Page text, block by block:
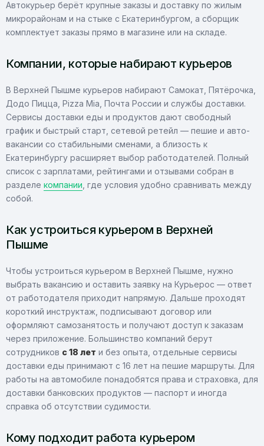
Автокурьер берёт крупные заказы и доставку по жилым
микрорайонам и на стыке с Екатеринбургом, а сборщик
комплектует заказы прямо в магазине или на складе.
Компании, которые набирают курьеров
В Верхней Пышме курьеров набирают Самокат, Пятёрочка,
Додо Пицца, Pizza Mia, Почта России и службы доставки.
Сервисы доставки еды и продуктов дают свободный
график и быстрый старт, сетевой ретейл — пешие и авто-
вакансии со стабильными сменами, а близость к
Екатеринбургу расширяет выбор работодателей. Полный
список с зарплатами, рейтингами и отзывами собран в
разделе компании , где условия удобно сравнивать между
собой.
Как устроиться курьером в Верхней
Пышме
Чтобы устроиться курьером в Верхней Пышме, нужно
выбрать вакансию и оставить заявку на Курьерос — ответ
от работодателя приходит напрямую. Дальше проходят
короткий инструктаж, подписывают договор или
оформляют самозанятость и получают доступ к заказам
через приложение. Большинство компаний берут
сотрудников с 18 лет и без опыта, отдельные сервисы
доставки еды принимают с 16 лет на пешие маршруты. Для
работы на автомобиле понадобятся права и страховка, для
доставки банковских продуктов — паспорт и иногда
справка об отсутствии судимости.
Кому подходит работа курьером